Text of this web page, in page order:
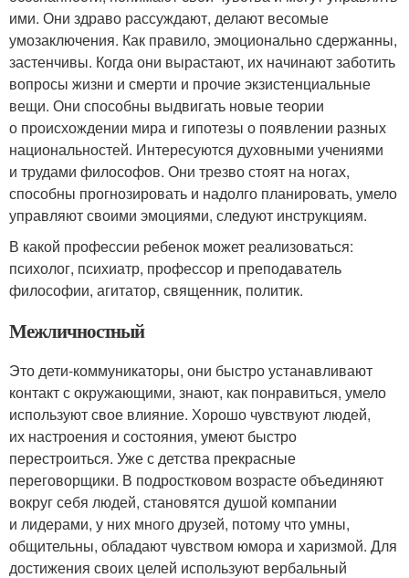
ими. Они здраво рассуждают, делают весомые
умозаключения. Как правило, эмоционально сдержанны,
застенчивы. Когда они вырастают, их начинают заботить
вопросы жизни и смерти и прочие экзистенциальные
вещи. Они способны выдвигать новые теории
о происхождении мира и гипотезы о появлении разных
национальностей. Интересуются духовными учениями
и трудами философов. Они трезво стоят на ногах,
способны прогнозировать и надолго планировать, умело
управляют своими эмоциями, следуют инструкциям.
В какой профессии ребенок может реализоваться:
психолог, психиатр, профессор и преподаватель
философии, агитатор, священник, политик.
Межличностный
Это дети-коммуникаторы, они быстро устанавливают
контакт с окружающими, знают, как понравиться, умело
используют свое влияние. Хорошо чувствуют людей,
их настроения и состояния, умеют быстро
перестроиться. Уже с детства прекрасные
переговорщики. В подростковом возрасте объединяют
вокруг себя людей, становятся душой компании
и лидерами, у них много друзей, потому что умны,
общительны, обладают чувством юмора и харизмой. Для
достижения своих целей используют вербальный